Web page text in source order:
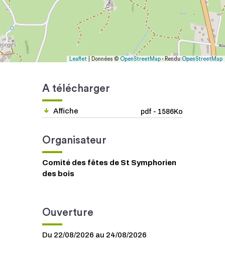
Leaflet | Données © OpenStreetMap- RenduOpenStreetMap
A télécharger
Affiche pdf - 1586Ko
Organisateur
Comité des fêtes de St Symphorien
des bois
Ouverture
Du 22/08/2026 au 24/08/2026